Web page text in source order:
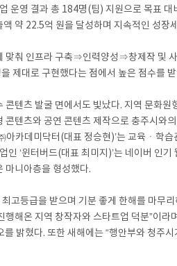
운영 결과 총 184명(팀) 지원으로 목표
액 약 22.5억 원을 달성하며 지속적인 성장
맞춰 인프라 구축⇒인력양성⇒창제작 및
제대로 구현했다는 점에서 높은 점수를
콘텐츠 발굴 면에서도 빛났다. 지역 문화
콘텐츠와 공연 콘텐츠 제작으로 충주시와
아카데미닥터(대표 정승현)’는 교육ㆍ학
인 ‘윈터버드(대표 최미지)’는 네이버 인
마니아층을 형성했다.
고등급을 받으며 기분 좋게 한해를 마무
행해온 지역 창작자와 스타트업 덕분”이
를 밝혔다. 또한 새해에는 “행안부와 청주